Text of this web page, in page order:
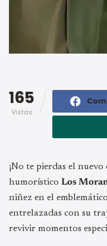
165
Vistas
¡No te pierdas el
humorístico Los
niñez en el
entrelazadas con su
revivir momentos